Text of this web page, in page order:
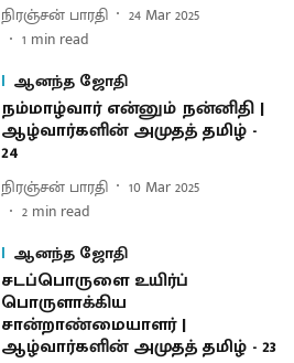
நிரஞ்சன் பாரதி
24 Mar 2025
1 min read
ஆனந்த ஜோதி
நம்மாழ்வார் என்னும் நன்னிதி |
ஆழ்வார்களின் அமுதத் தமிழ் -
24
நிரஞ்சன் பாரதி
10 Mar 2025
2 min read
ஆனந்த ஜோதி
சடப்பொருளை உயிர்ப்
பொருளாக்கிய
சான்றாண்மையாளர் |
ஆழ்வார்களின் அமுதத் தமிழ் - 23